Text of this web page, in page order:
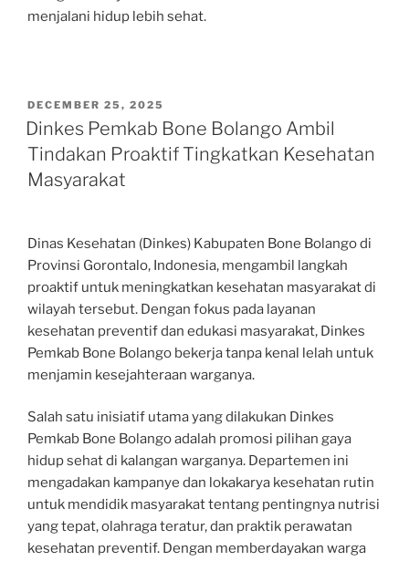
menjalani hidup lebih sehat.
POSTED
ON
DECEMBER 25, 2025
Dinkes Pemkab Bone Bolango Ambil
Tindakan Proaktif Tingkatkan Kesehatan
Masyarakat
Dinas Kesehatan (Dinkes) Kabupaten Bone Bolango di
Provinsi Gorontalo, Indonesia, mengambil langkah
proaktif untuk meningkatkan kesehatan masyarakat di
wilayah tersebut. Dengan fokus pada layanan
kesehatan preventif dan edukasi masyarakat, Dinkes
Pemkab Bone Bolango bekerja tanpa kenal lelah untuk
menjamin kesejahteraan warganya.
Salah satu inisiatif utama yang dilakukan Dinkes
Pemkab Bone Bolango adalah promosi pilihan gaya
hidup sehat di kalangan warganya. Departemen ini
mengadakan kampanye dan lokakarya kesehatan rutin
untuk mendidik masyarakat tentang pentingnya nutrisi
yang tepat, olahraga teratur, dan praktik perawatan
kesehatan preventif. Dengan memberdayakan warga